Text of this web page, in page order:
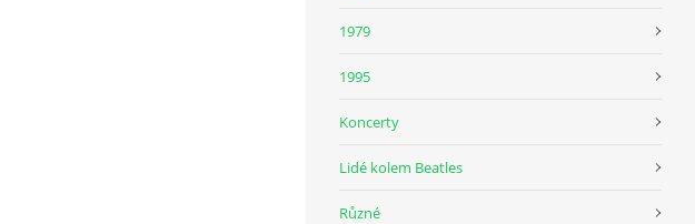
1979
1995
Koncerty
Lidé kolem Beatles
Různé